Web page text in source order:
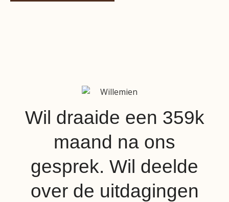
Wil draaide een 359k
maand na ons
gesprek. Wil deelde
over de uitdagingen